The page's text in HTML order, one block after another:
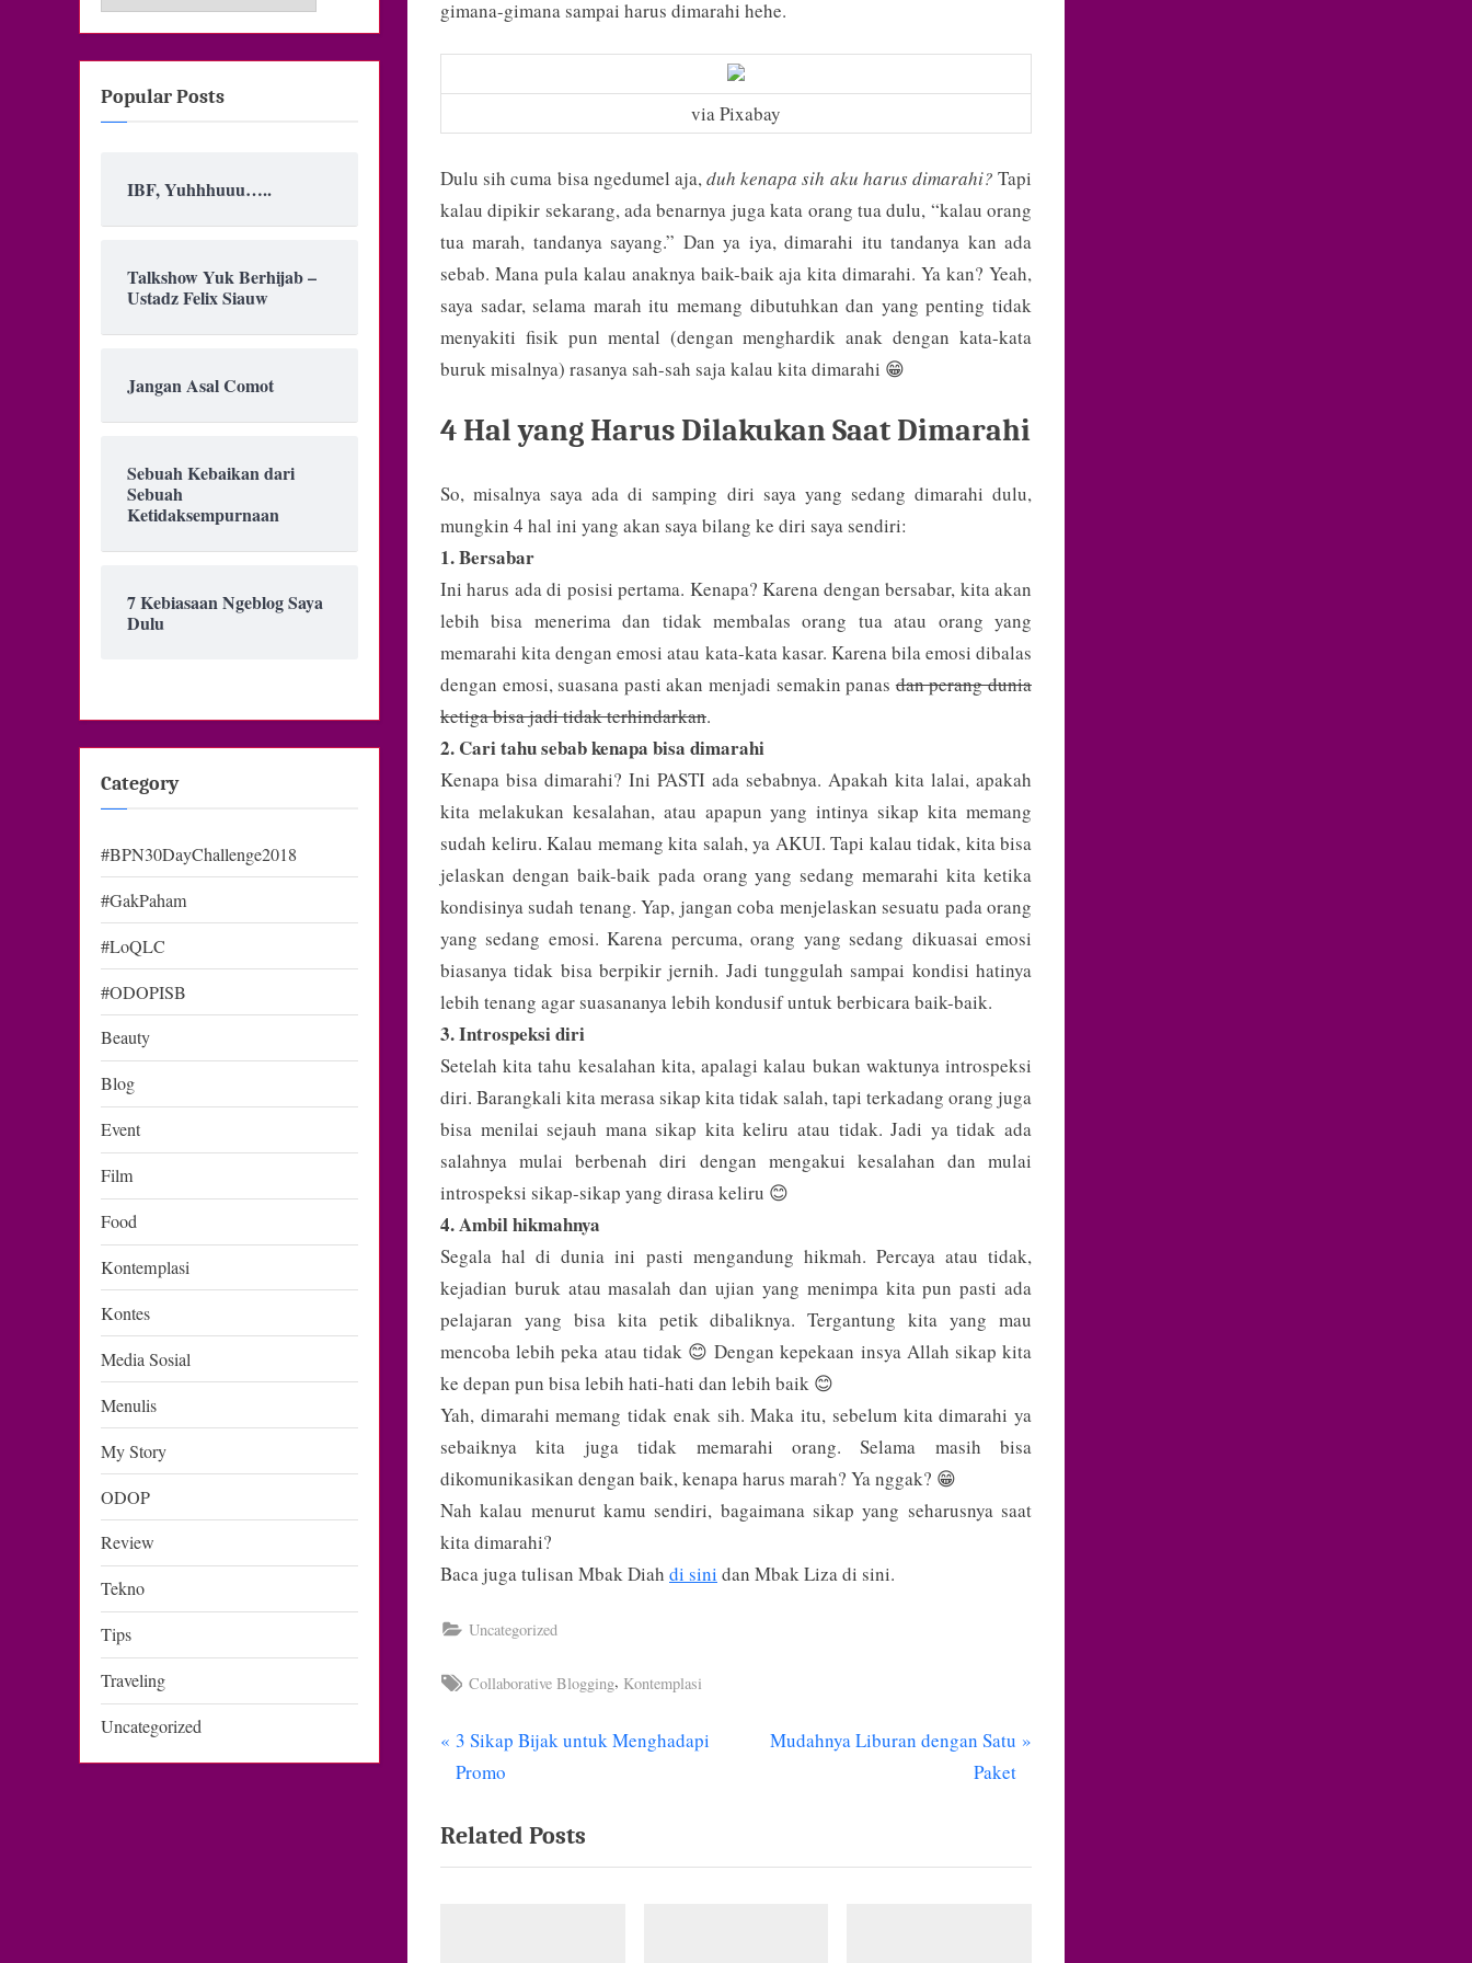
Saat
gimana-gimana sampai harus dimarahi hehe.
via Pixabay
Dulu sih cuma bisa ngedumel aja,duh kenapa sih aku harus dimarahi? Tapi
kalau dipikir sekarang, ada benarnya juga kata orang tua dulu, “kalau orang
tua marah, tandanya sayang.” Dan ya iya, dimarahi itu tandanya kan ada
sebab. Mana pula kalau anaknya baik-baik aja kita dimarahi. Ya kan? Yeah,
saya sadar, selama marah itu memang dibutuhkan dan yang penting tidak
menyakiti fisik pun mental (dengan menghardik anak dengan kata-kata
buruk misalnya) rasanya sah-sah saja kalau kita dimarahi 😁
4 Hal yang Harus Dilakukan Saat Dimarahi
So, misalnya saya ada di samping diri saya yang sedang dimarahi dulu,
mungkin 4 hal ini yang akan saya bilang ke diri saya sendiri:
1. Bersabar
Ini harus ada di posisi pertama. Kenapa? Karena dengan bersabar, kita akan
lebih bisa menerima dan tidak membalas orang tua atau orang yang
memarahi kita dengan emosi atau kata-kata kasar. Karena bila emosi dibalas
dengan emosi, suasana pasti akan menjadi semakin panasdan perang dunia
ketiga bisa jadi tidak terhindarkan.
2. Cari tahu sebab kenapa bisa dimarahi
Kenapa bisa dimarahi? Ini PASTI ada sebabnya. Apakah kita lalai, apakah
kita melakukan kesalahan, atau apapun yang intinya sikap kita memang
sudah keliru. Kalau memang kita salah, ya AKUI. Tapi kalau tidak, kita bisa
jelaskan dengan baik-baik pada orang yang sedang memarahi kita ketika
kondisinya sudah tenang. Yap, jangan coba menjelaskan sesuatu pada orang
yang sedang emosi. Karena percuma, orang yang sedang dikuasai emosi
biasanya tidak bisa berpikir jernih. Jadi tunggulah sampai kondisi hatinya
lebih tenang agar suasananya lebih kondusif untuk berbicara baik-baik.
3. Introspeksi diri
Setelah kita tahu kesalahan kita, apalagi kalau bukan waktunya introspeksi
diri. Barangkali kita merasa sikap kita tidak salah, tapi terkadang orang juga
bisa menilai sejauh mana sikap kita keliru atau tidak. Jadi ya tidak ada
salahnya mulai berbenah diri dengan mengakui kesalahan dan mulai
introspeksi sikap-sikap yang dirasa keliru 😊
4. Ambil hikmahnya
Segala hal di dunia ini pasti mengandung hikmah. Percaya atau tidak,
kejadian buruk atau masalah dan ujian yang menimpa kita pun pasti ada
pelajaran yang bisa kita petik dibaliknya. Tergantung kita yang mau
mencoba lebih peka atau tidak 😊 Dengan kepekaan insya Allah sikap kita
ke depan pun bisa lebih hati-hati dan lebih baik 😊
Yah, dimarahi memang tidak enak sih. Maka itu, sebelum kita dimarahi ya
sebaiknya kita juga tidak memarahi orang. Selama masih bisa
dikomunikasikan dengan baik, kenapa harus marah? Ya nggak? 😁
Nah kalau menurut kamu sendiri, bagaimana sikap yang seharusnya saat
kita dimarahi?
Baca juga tulisan Mbak Diah di sini dan Mbak Liza di sini.
Uncategorized
Tags:
Collaborative Blogging, Kontemplasi
Navigasi
P
r
v
i
3 Sikap Bijak untuk Menghadapi
Promo
N
P
Mudahnya Liburan dengan Satu
Paket
Related Posts
Popular Posts
IBF, Yuhhhuuu…..
Talkshow Yuk Berhijab –
Ustadz Felix Siauw
Jangan Asal Comot
Sebuah Kebaikan dari
Sebuah
Ketidaksempurnaan
7 Kebiasaan Ngeblog Saya
Dulu
Category
#BPN30DayChallenge2018
#GakPaham
#LoQLC
#ODOPISB
Beauty
Blog
Event
Film
Food
Kontemplasi
Kontes
Media Sosial
Menulis
My Story
ODOP
Review
Tekno
Tips
Traveling
Uncategorized